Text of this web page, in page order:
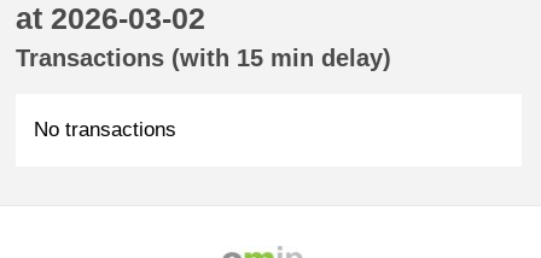
at 2026-03-02
Transactions (with 15 min delay)
No transactions